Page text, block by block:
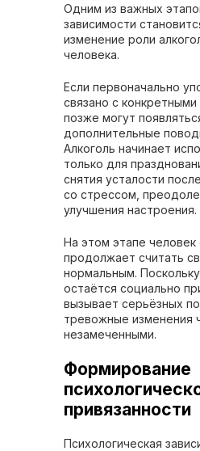
Одним из важных
зависимости
изменение роли
человека.
Если первоначально
связано с
позже могут
дополнительные
Алкоголь начинает
только для
снятия усталости
со стрессом,
улучшения настроения.
На этом этапе человек
продолжает считать
нормальным.
остаётся социально
вызывает серьёзных
тревожные изменения
незамеченными.
Формирование
привязанности
Психологическая